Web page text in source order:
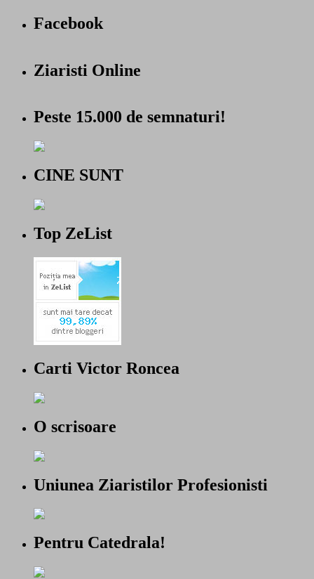
Facebook
Ziaristi Online
Peste 15.000 de semnaturi!
CINE SUNT
Top ZeList
Carti Victor Roncea
O scrisoare
Uniunea Ziaristilor Profesionisti
Pentru Catedrala!